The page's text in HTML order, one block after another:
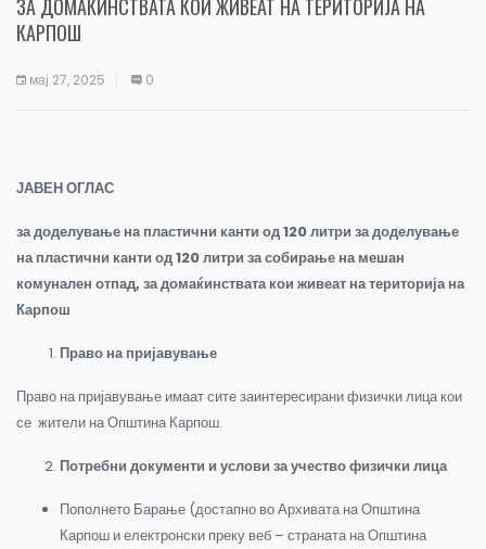
ЗА ДОМАЌИНСТВАТА КОИ ЖИВЕАТ НА ТЕРИТОРИЈА НА
КАРПОШ
мај 27, 2025 0
ЈАВЕН ОГЛАС
за доделување на пластични канти од 120 литри за доделување
на пластични канти од 120 литри за собирање на мешан
комунален отпад, за домаќинствата кои живеат на територија на
Карпош
Право на пријавување
Право на пријавување имаат сите заинтересирани физички лица кои
се жители на Општина Карпош.
Потребни документи и услови за учество физички лица
Пополнето Барање (достапно во Архивата на Општина
Карпош и електронски преку веб – страната на Општина